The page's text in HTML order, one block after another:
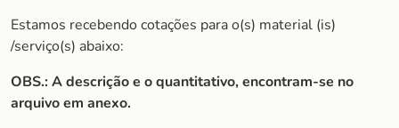
Estamos recebendo cotações para o(s) material (is)
/serviço(s) abaixo:
OBS.: A descrição e o quantitativo, encontram-se no
arquivo em anexo.